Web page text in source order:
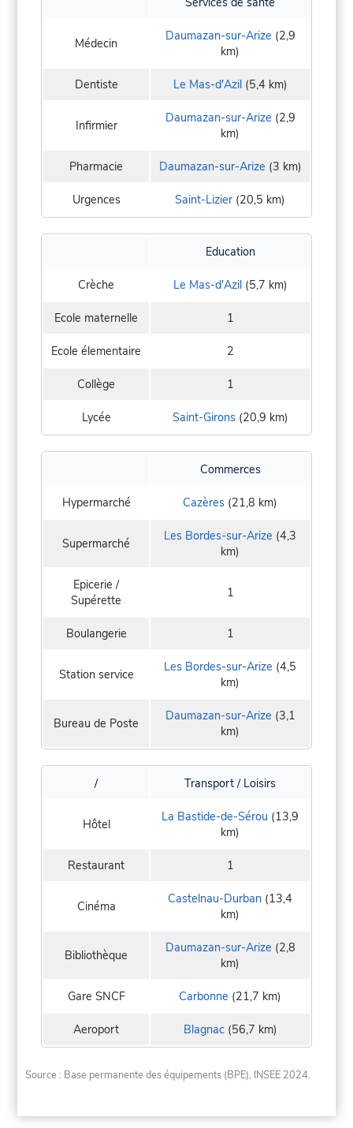
Médecin Daumazan-sur-Arize (2,9
km)
Dentiste Le Mas-d'Azil(5,4 km)
Infirmier Daumazan-sur-Arize (2,9
km)
Pharmacie Daumazan-sur-Arize (3 km)
Urgences Saint-Lizier (20,5 km)
Education
Crèche Le Mas-d'Azil(5,7 km)
Ecole maternelle 1
Ecole élementaire 2
Collège 1
Lycée Saint-Girons(20,9 km)
Commerces
Hypermarché Cazères (21,8 km)
Supermarché Les Bordes-sur-Arize (4,3
km)
Epicerie /
Supérette
1
Boulangerie 1
Station service Les Bordes-sur-Arize (4,5
km)
Bureau de Poste Daumazan-sur-Arize (3,1
km)
/ Transport / Loisirs
Hôtel La Bastide-de-Sérou (13,9
km)
Restaurant 1
Cinéma Castelnau-Durban (13,4
km)
Bibliothèque Daumazan-sur-Arize (2,8
km)
Gare SNCF Carbonne (21,7 km)
Aeroport Blagnac(56,7 km)
Source : Base permanente des équipements (BPE), INSEE 2024.